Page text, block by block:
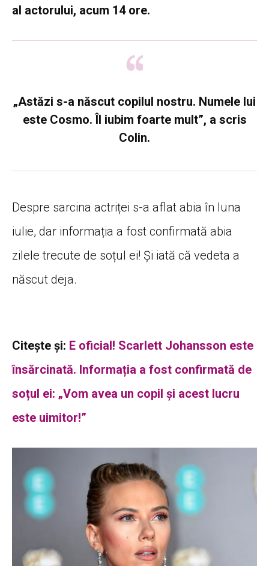
al actorului, acum 14 ore.
„Astăzi s-a născut copilul nostru. Numele lui
este Cosmo. Îl iubim foarte mult”, a scris
Colin.
Despre sarcina actriței s-a aflat abia în luna
iulie, dar informația a fost confirmată abia
zilele trecute de soțul ei! Și iată că vedeta a
născut deja.
Citește și: E oficial! Scarlett Johansson este
însărcinată. Informația a fost confirmată de
soțul ei: „Vom avea un copil și acest lucru
este uimitor!”